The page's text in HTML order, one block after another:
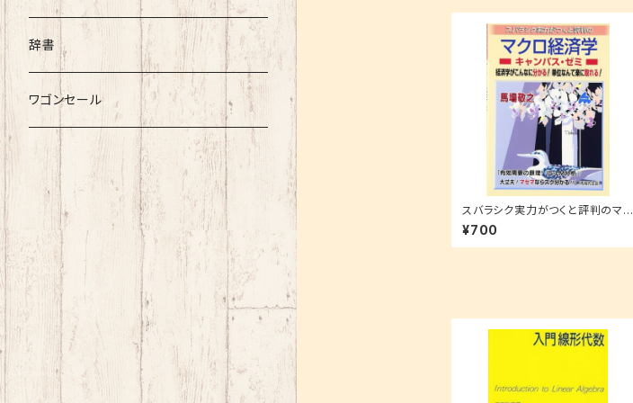
スバラシク実力がつくと評判のマク
ロ経済学キャンパス・ゼミ—経済学
がこんなに分かる!単位なんて楽に
取れる!
¥700
辞書
ワゴンセール